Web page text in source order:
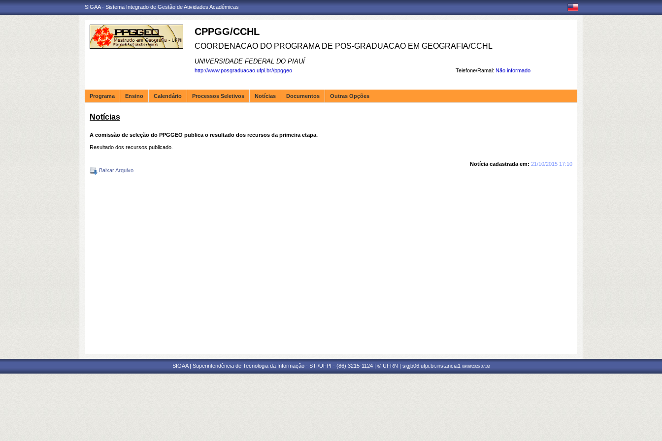
SIGAA - Sistema Integrado de Gestão de Atividades Acadêmicas
CPPGG/CCHL
COORDENACAO DO PROGRAMA DE POS-GRADUACAO EM GEOGRAFIA/CCHL
UNIVERSIDADE FEDERAL DO PIAUÍ
Telefone/Ramal: Não informado
http://www.posgraduacao.ufpi.br//ppggeo
Programa Ensino Calendário Processos Seletivos Notícias Documentos Outras Opções
Notícias
A comissão de seleção do PPGGEO publica o resultado dos recursos da primeira etapa.
Resultado dos recursos publicado.
Notícia cadastrada em: 21/10/2015 17:10
Baixar Arquivo
SIGAA | Superintendência de Tecnologia da Informação - STI/UFPI - (86) 3215-1124 | © UFRN | sigjb06.ufpi.br.instancia1 09/08/2026 07:03